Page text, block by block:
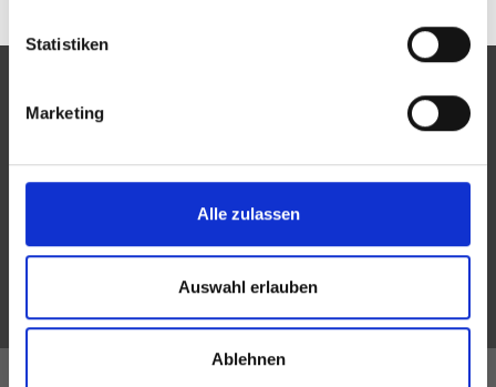
Statistiken
Marketing
Alle zulassen
Auswahl erlauben
Ablehnen
Eine Aktion des Zentralverbandes der Augenoptiker und
Der ZVA ist ein Bundesinnungsverband, seine Mitglieder
des Augenoptikerhandwerks.